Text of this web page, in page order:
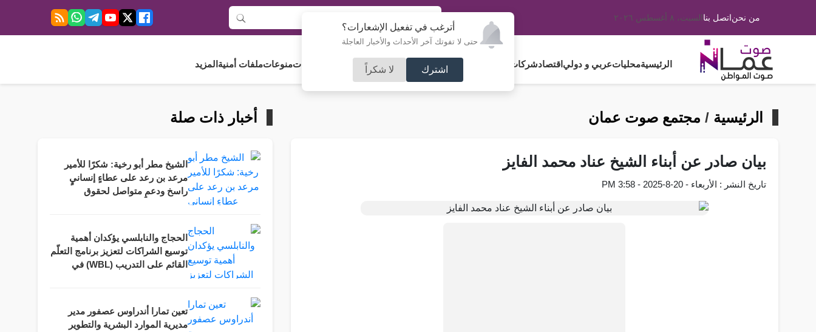
أترغب في تفعيل الإشعارات؟
حتى لا تفوتك آخر الأحداث والأخبار العاجلة
اشترك لا شكراً
من نحناتصل بناالسبت، ٨ أغسطس ٢٠٢٦
الرئيسيةمحلياتعربي و دولي اقتصادشركات و استثمار فلسطين مجلس الأمةرياضة آراء و مقالات جامعاتمنوعاتملفات أمنية المزيد
الرئيسية / مجتمع صوت عمان
بيان صادر عن أبناء الشيخ عناد محمد الفايز
تاريخ النشر : الأربعاء - 20-8-2025 - 3:58 PM
أخبار ذات صلة
الشيخ مطر أبو رخية: شكرًا للأمير
مرعد بن رعد على عطاءٍ إنسانيٍ
راسخ ودعمٍ متواصل لحقوق
الحجاج والنابلسي يؤكدان أهمية
توسيع الشراكات لتعزيز برنامج التعلّم
القائم على التدريب (WBL) في
تعين تمارا أندراوس عصفور مدير
مديرية الموارد البشرية والتطوير